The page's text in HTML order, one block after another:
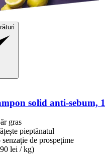
solid anti-​sebum,
gras
pieptănatul
senzație de prospețime
lei / kg)